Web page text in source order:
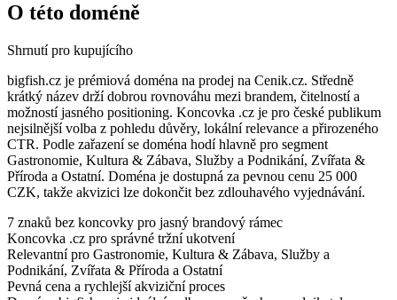
O této doméně
Shrnutí pro kupujícího
bigfish.cz je prémiová doména na prodej na Cenik.cz. Středně
krátký název drží dobrou rovnováhu mezi brandem, čitelností a
možností jasného positioning. Koncovka .cz je pro české publikum
nejsilnější volba z pohledu důvěry, lokální relevance a přirozeného
CTR. Podle zařazení se doména hodí hlavně pro segment
Gastronomie, Kultura & Zábava, Služby a Podnikání, Zvířata &
Příroda a Ostatní. Doména je dostupná za pevnou cenu 25 000
CZK, takže akvizici lze dokončit bez zdlouhavého vyjednávání.
7 znaků bez koncovky pro jasný brandový rámec
Koncovka .cz pro správné tržní ukotvení
Relevantní pro Gastronomie, Kultura & Zábava, Služby a
Podnikání, Zvířata & Příroda a Ostatní
Pevná cena a rychlejší akviziční proces